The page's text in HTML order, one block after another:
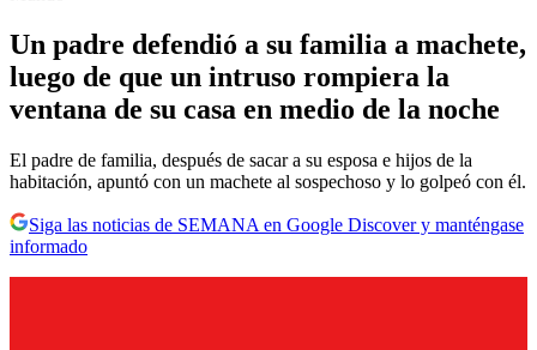
Un padre defendió a su familia a machete,
luego de que un intruso rompiera la
ventana de su casa en medio de la noche
El padre de familia, después de sacar a su esposa e hijos de la
habitación, apuntó con un machete al sospechoso y lo golpeó con él.
Siga las noticias de SEMANA en Google Discover y manténgase
informado